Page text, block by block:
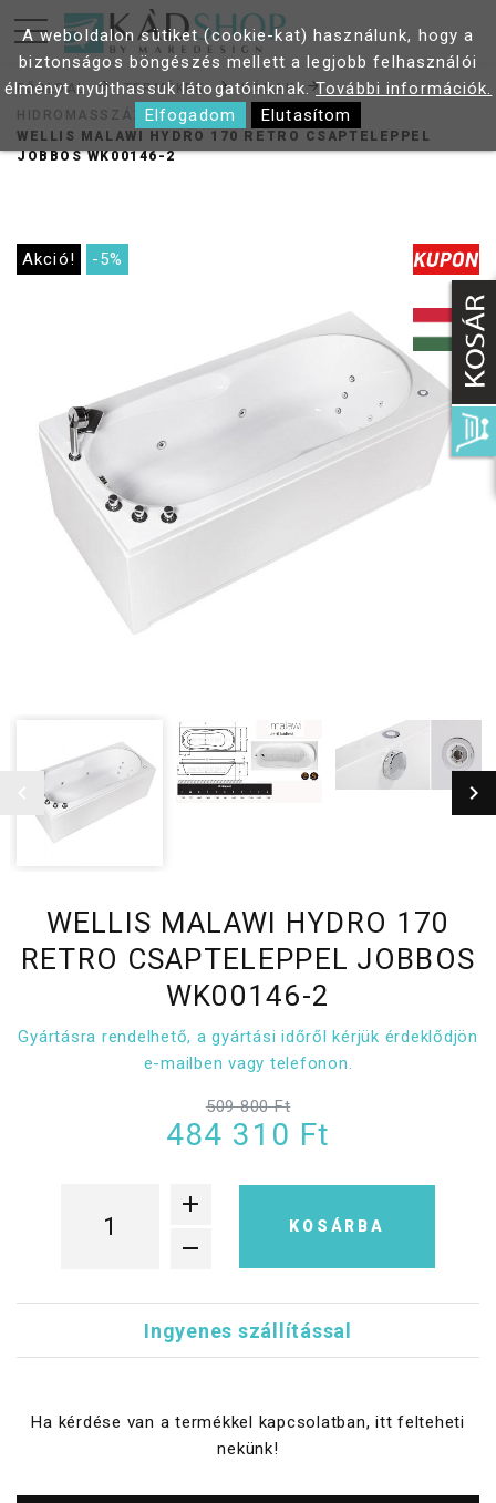
FŐOLDAL TERMÉKEK
KÁDAK
HIDROMASSZÁZS KÁDAK
WELLIS MALAWI HYDRO 170 RETRO CSAPTELEPPEL
JOBBOS WK00146-2
Akció! -5%
WELLIS MALAWI HYDRO 170
RETRO CSAPTELEPPEL JOBBOS
WK00146-2
Gyártásra rendelhető, a gyártási időről kérjük érdeklődjön
e-mailben vagy telefonon.
509 800 Ft
484 310 Ft
KOSÁRBA
Ingyenes szállítással
Ha kérdése van a termékkel kapcsolatban, itt felteheti
nekünk!
A weboldalon sütiket (cookie-kat) használunk, hogy a
biztonságos böngészés mellett a legjobb felhasználói
élményt nyújthassuk látogatóinknak.További információk.
Elfogadom
Elutasítom